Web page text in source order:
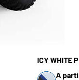
ICY WHITE
A